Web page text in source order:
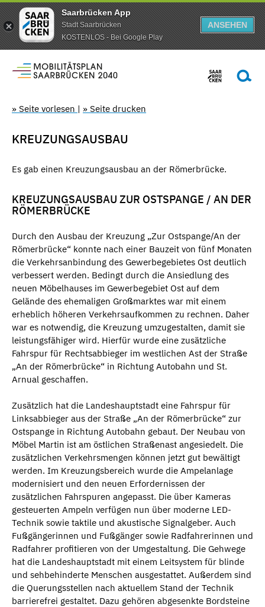
Saarbrücken App
Stadt Saarbrücken
KOSTENLOS - Bei Google Play
ANSEHEN
» Seite vorlesen | » Seite drucken
KREUZUNGSAUSBAU
Es gab einen Kreuzungsausbau an der Römerbrücke.
KREUZUNGSAUSBAU ZUR OSTSPANGE / AN DER
RÖMERBRÜCKE
Durch den Ausbau der Kreuzung „Zur Ostspange/An der
Römerbrücke“ konnte nach einer Bauzeit von fünf Monaten
die Verkehrsanbindung des Gewerbegebietes Ost deutlich
verbessert werden. Bedingt durch die Ansiedlung des
neuen Möbelhauses im Gewerbegebiet Ost auf dem
Gelände des ehemaligen Großmarktes war mit einem
erheblich höheren Verkehrsaufkommen zu rechnen. Daher
war es notwendig, die Kreuzung umzugestalten, damit sie
leistungsfähiger wird. Hierfür wurde eine zusätzliche
Fahrspur für Rechtsabbieger im westlichen Ast der Straße
„An der Römerbrücke“ in Richtung Autobahn und St.
Arnual geschaffen.
Zusätzlich hat die Landeshauptstadt eine Fahrspur für
Linksabbieger aus der Straße „An der Römerbrücke“ zur
Ostspange in Richtung Autobahn gebaut. Der Neubau von
Möbel Martin ist am östlichen Straßenast angesiedelt. Die
zusätzlichen Verkehrsmengen können jetzt gut bewältigt
werden. Im Kreuzungsbereich wurde die Ampelanlage
modernisiert und den neuen Erfordernissen der
zusätzlichen Fahrspuren angepasst. Die über Kameras
gesteuerten Ampeln verfügen nun über moderne LED-
Technik sowie taktile und akustische Signalgeber. Auch
Fußgängerinnen und Fußgänger sowie Radfahrerinnen und
Radfahrer profitieren von der Umgestaltung. Die Gehwege
hat die Landeshauptstadt mit einem Leitsystem für blinde
und sehbehinderte Menschen ausgestattet. Außerdem sind
die Querungsstellen nach aktuellem Stand der Technik
barrierefrei gestaltet. Dazu gehören abgesenkte Bordsteine